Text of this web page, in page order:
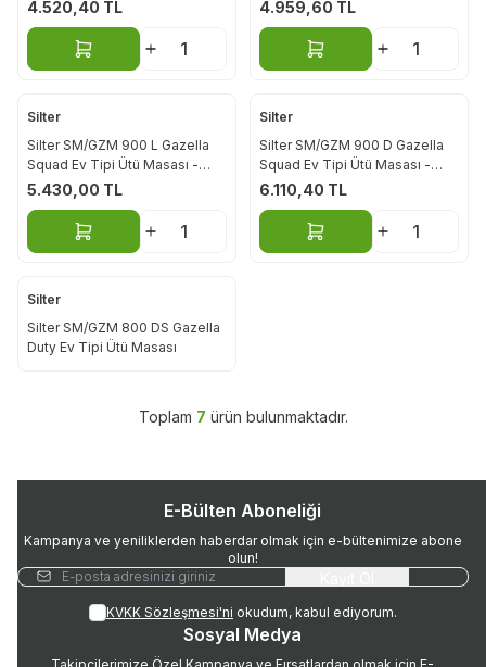
4.520,40 TL
Sepete Ekle
4.959,60 TL
Sepete Ekle
Silter
Silter SM/GZM 900 L Gazella
Squad Ev Tipi Ütü Masası -
Çamaşırlıklı, Kol Aparatlı, Silikon
5.430,00 TL
Sepete Ekle
Silter
Silter SM/GZM 900 D Gazella
Squad Ev Tipi Ütü Masası -
Çamaşırlıklı, Kol ve Beden
Aparatlı
6.110,40 TL
Sepete Ekle
Silter
Silter SM/GZM 800 DS Gazella
Duty Ev Tipi Ütü Masası
Toplam 7 ürün bulunmaktadır.
E-Bülten Aboneliği
Kampanya ve yeniliklerden haberdar olmak için e-bültenimize abone
olun!
KVKK Sözleşmesi'ni okudum, kabul ediyorum.
Sosyal Medya